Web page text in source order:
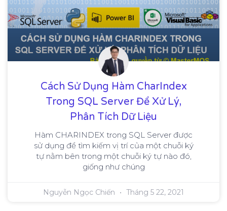
Cách Sử Dụng Hàm CharIndex
Trong SQL Server Để Xử Lý,
Phân Tích Dữ Liệu
Hàm CHARINDEX trong SQL Server được
sử dụng để tìm kiếm vị trí của một chuỗi ký
tự nằm bên trong một chuỗi ký tự nào đó,
giống như chúng
Nguyễn Ngọc Chiến Tháng 5 22, 2021